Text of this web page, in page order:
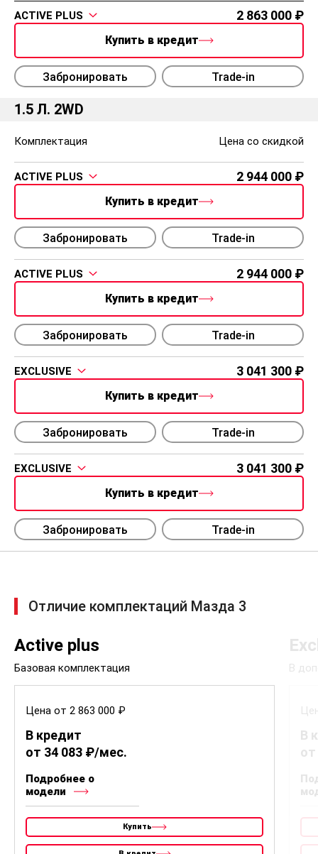
ACTIVE PLUS 2 863 000
Купить в кредит
Забронировать Trade-in
1.5 Л. 2WD
Комплектация Цена со скидкой
ACTIVE PLUS 2 944 000
Купить в кредит
Забронировать Trade-in
ACTIVE PLUS 2 944 000
Купить в кредит
Забронировать Trade-in
EXCLUSIVE 3 041 300
Купить в кредит
Забронировать Trade-in
EXCLUSIVE 3 041 300
Купить в кредит
Забронировать Trade-in
Отличие комплектаций Мазда 3
Active plus
Базовая комплектация
Цена от 2 863 000 ₽
В кредит
от 34 083 ₽/мес.
Подробнее о
модели
Купить
В
В